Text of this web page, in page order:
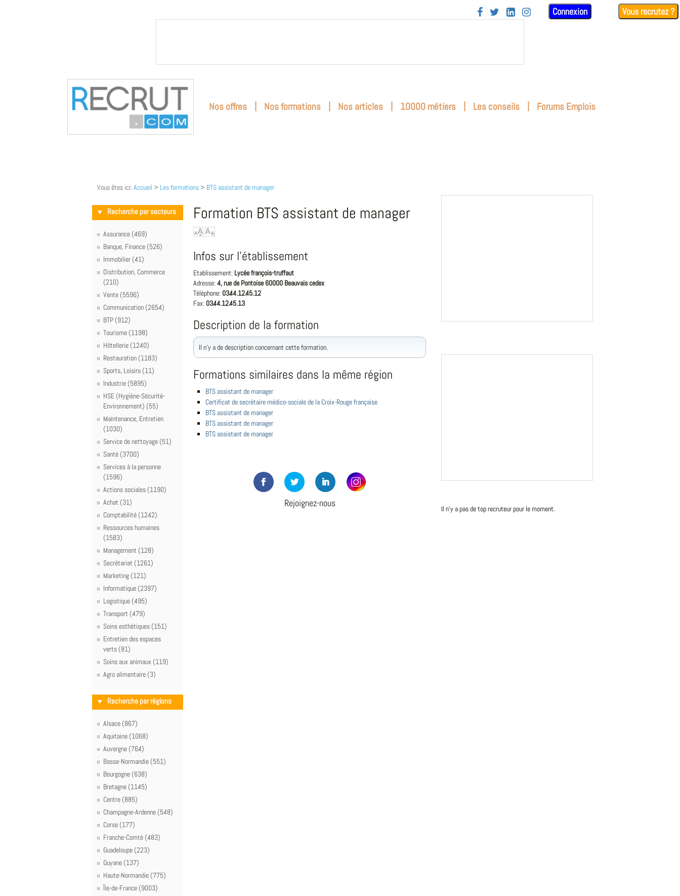
    Connexion Vous recrutez ?
Nos offres | Nos formations | Nos articles | 10000 métiers | Les conseils | Forums Emplois
Vous êtes ici: Accueil > Les formations > BTS assistant de manager
Recherche par secteurs
Assurance (469)
Banque, Finance (526)
Immobilier (41)
Distribution, Commerce
(210)
Vente (5596)
Communication (2654)
BTP (912)
Tourisme (1198)
Hôtellerie (1240)
Restauration (1183)
Sports, Loisirs (11)
Industrie (5895)
HSE (Hygiène-Sécurité-
Environnement) (55)
Maintenance, Entretien
(1030)
Service de nettoyage (51)
Santé (3700)
Services à la personne
(1596)
Actions sociales (1190)
Achat (31)
Comptabilité (1242)
Ressources humaines
(1583)
Management (128)
Secrétariat (1261)
Marketing (121)
Informatique (2397)
Logistique (495)
Transport (479)
Soins esthétiques (151)
Entretien des espaces
verts (81)
Soins aux animaux (119)
Agro alimentaire (3)
Recherche par régions
Alsace (867)
Aquitaine (1068)
Auvergne (764)
Basse-Normandie (551)
Bourgogne (638)
Bretagne (1145)
Centre (885)
Champagne-Ardenne (548)
Corse (177)
Franche-Comté (483)
Guadeloupe (223)
Guyane (137)
Haute-Normandie (775)
Île-de-France (9003)
Formation BTS assistant de manager
Infos sur l'établissement
Etablissement: Lycée françois-truffaut
Adresse: 4, rue de Pontoise 60000 Beauvais cedex
Téléphone: 03.44.12.45.12
Fax: 03.44.12.45.13
Description de la formation
Il n'y a de description concernant cette formation.
Formations similaires dans la même région
BTS assistant de manager
Certificat de secrétaire médico-sociale de la Croix-Rouge française
BTS assistant de manager
BTS assistant de manager
BTS assistant de manager
Rejoignez-nous Il n'y a pas de top recruteur pour le moment.